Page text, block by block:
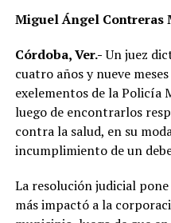
Las autoridades
motociclistas a conducir
límites de velocidad y
seguridad entre vehículos,
temporada de lluvias,
incrementa en las
La circulación en la zona
minutos mientras se
levantamiento de indicios
Posteriormente, el
normal.
Miguel Ángel Contreras
Córdoba, Ver.-Un juez
cuatro años y nueve
exelementos de la Policía
luego de encontrarlos
contra la salud, en su
incumplimiento de un
La resolución judicial
más impactó a la